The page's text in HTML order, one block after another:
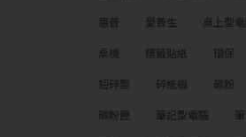
惠普 愛普生 桌上型
桌機 標籤貼紙 環保
短碎型 碎紙機 碳粉
碳粉匣 筆記型電腦